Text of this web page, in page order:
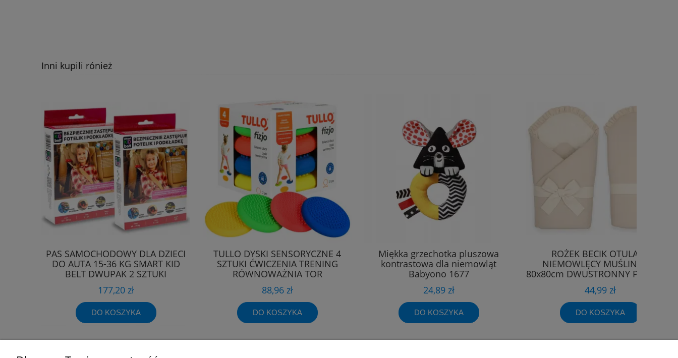
Inni kupili rónież
PAS SAMOCHODOWY DLA DZIECI
DO AUTA 15-36 KG SMART KID
BELT DWUPAK 2 SZTUKI
177,20 zł
DO KOSZYKA
TULLO DYSKI SENSORYCZNE 4
SZTUKI ĆWICZENIA TRENING
RÓWNOWAŻNIA TOR
88,96 zł
DO KOSZYKA
Miękka grzechotka pluszowa
kontrastowa dla niemowląt
Babyono 1677
24,89 zł
DO KOSZYKA
ROŻEK BECIK OTULACZ
NIEMOWLĘCY MUŚLINOWY
80x80cm DWUSTRONNY PREMIUM
44,99 zł
DO KOSZYKA